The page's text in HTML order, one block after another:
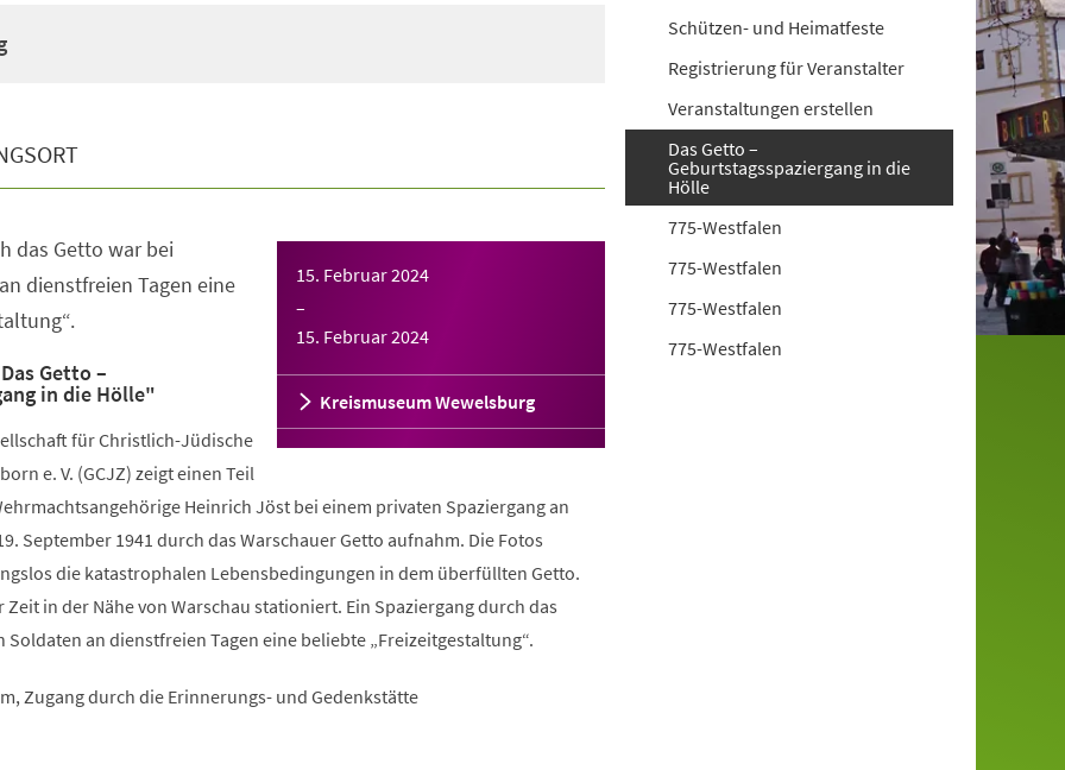
15. Februar 2024
–
15. Februar 2024
Kreismuseum Wewelsburg
das Getto war bei
dienstfreien Tagen eine
Getto –
in die Hölle"
für Christlich-Jüdische
e. V. (GCJZ) zeigt einen Teil
Heinrich Jöst bei einem privaten Spaziergang an
September 1941 durch das Warschauer Getto aufnahm. Die Fotos
die katastrophalen Lebensbedingungen in dem überfüllten Getto.
in der Nähe von Warschau stationiert. Ein Spaziergang durch das
Soldaten an dienstfreien Tagen eine beliebte „Freizeitgestaltung“.
Zugang durch die Erinnerungs- und Gedenkstätte
Schützen- und Heimatfeste
Registrierung für Veranstalter
Veranstaltungen erstellen
Das Getto –
Geburtstagsspaziergang in die
Hölle
775-Westfalen
775-Westfalen
775-Westfalen
775-Westfalen